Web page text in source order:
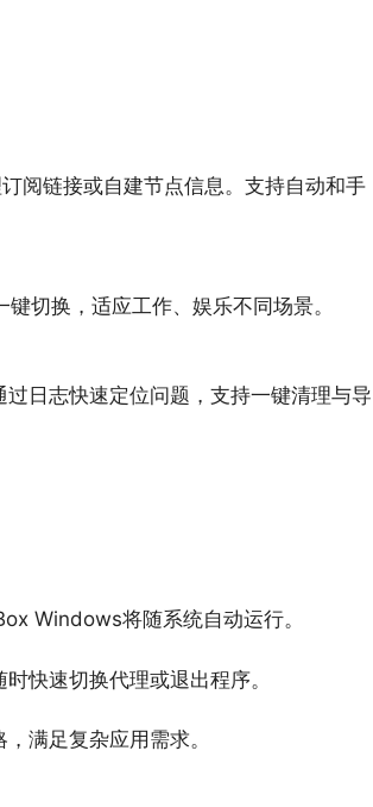
阅链接或自建节点信息。支持自动和手
键切换，适应工作、娱乐不同场景。
日志快速定位问题，支持一键清理与导
Windows将随系统自动运行。
快速切换代理或退出程序。
满足复杂应用需求。